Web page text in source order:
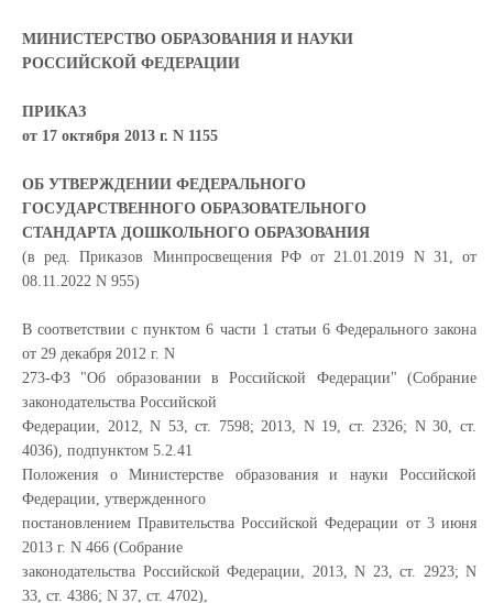
МИНИСТЕРСТВО ОБРАЗОВАНИЯ И НАУКИ
РОССИЙСКОЙ ФЕДЕРАЦИИ
ПРИКАЗ
от 17 октября 2013 г. N 1155
ОБ УТВЕРЖДЕНИИ ФЕДЕРАЛЬНОГО
ГОСУДАРСТВЕННОГО ОБРАЗОВАТЕЛЬНОГО
СТАНДАРТА ДОШКОЛЬНОГО ОБРАЗОВАНИЯ
(в ред. Приказов Минпросвещения РФ от 21.01.2019 N 31, от
08.11.2022 N 955)
В соответствии с пунктом 6 части 1 статьи 6 Федерального закона
от 29 декабря 2012 г. N
273-ФЗ "Об образовании в Российской Федерации" (Собрание
законодательства Российской
Федерации, 2012, N 53, ст. 7598; 2013, N 19, ст. 2326; N 30, ст.
4036), подпунктом 5.2.41
Положения о Министерстве образования и науки Российской
Федерации, утвержденного
постановлением Правительства Российской Федерации от 3 июня
2013 г. N 466 (Собрание
законодательства Российской Федерации, 2013, N 23, ст. 2923; N
33, ст. 4386; N 37, ст. 4702),